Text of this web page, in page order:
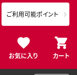
お気に入り カート
ご利用可能ポイント